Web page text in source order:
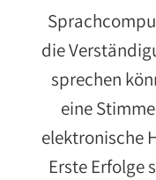
die
sprechen
eine
elektronische
Erste Erfolge